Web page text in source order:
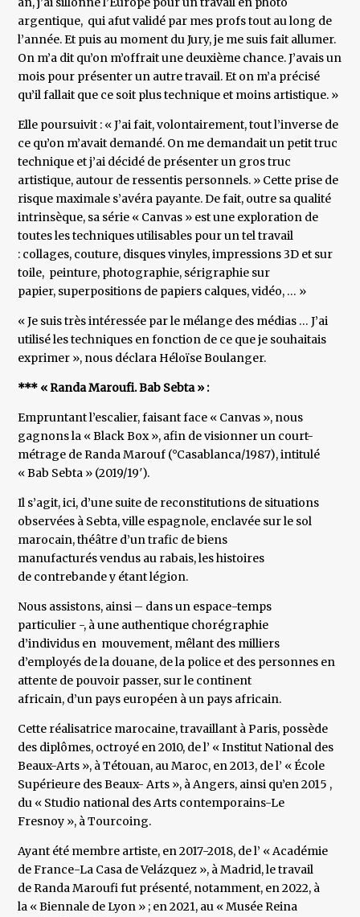
argentique, qui afut validé par mes profs tout au long de
l’année. Et puis au moment du Jury, je me suis fait allumer.
On m’a dit qu’on m’offrait une deuxième chance. J’avais un
mois pour présenter un autre travail. Et on m’a précisé
qu’il fallait que ce soit plus technique et moins artistique. »
Elle poursuivit : « J’ai fait, volontairement, tout l’inverse de
ce qu’on m’avait demandé. On me demandait un petit truc
technique et j’ai décidé de présenter un gros truc
artistique, autour de ressentis personnels. » Cette prise de
risque maximale s’avéra payante. De fait, outre sa qualité
intrinsèque, sa série « Canvas » est une exploration de
toutes les techniques utilisables pour un tel travail
: collages, couture, disques vinyles, impressions 3D et sur
toile, peinture, photographie, sérigraphie sur
papier, superpositions de papiers calques, vidéo, … »
« Je suis très intéressée par le mélange des médias … J’ai
utilisé les techniques en fonction de ce que je souhaitais
exprimer », nous déclara Héloïse Boulanger.
*** « Randa Maroufi. Bab Sebta » :
Empruntant l’escalier, faisant face « Canvas », nous
gagnons la « Black Box », afin de visionner un court-
métrage de Randa Marouf (°Casablanca/1987), intitulé
« Bab Sebta » (2019/19′).
Il s’agit, ici, d’une suite de reconstitutions de situations
observées à Sebta, ville espagnole, enclavée sur le sol
marocain, théâtre d’un trafic de biens
manufacturés vendus au rabais, les histoires
de contrebande y étant légion.
Nous assistons, ainsi – dans un espace-temps
particulier -, à une authentique chorégraphie
d’individus en mouvement, mêlant des milliers
d’employés de la douane, de la police et des personnes en
attente de pouvoir passer, sur le continent
africain, d’un pays européen à un pays africain.
Cette réalisatrice marocaine, travaillant à Paris, possède
des diplômes, octroyé en 2010, de l’ « Institut National des
Beaux-Arts », à Tétouan, au Maroc, en 2013, de l’ « École
Supérieure des Beaux- Arts », à Angers, ainsi qu’en 2015 ,
du « Studio national des Arts contemporains-Le
Fresnoy », à Tourcoing.
Ayant été membre artiste, en 2017-2018, de l’ « Académie
de France-La Casa de Velázquez », à Madrid, le travail
de Randa Maroufi fut présenté, notamment, en 2022, à
la « Biennale de Lyon » ; en 2021, au « Musée Reina